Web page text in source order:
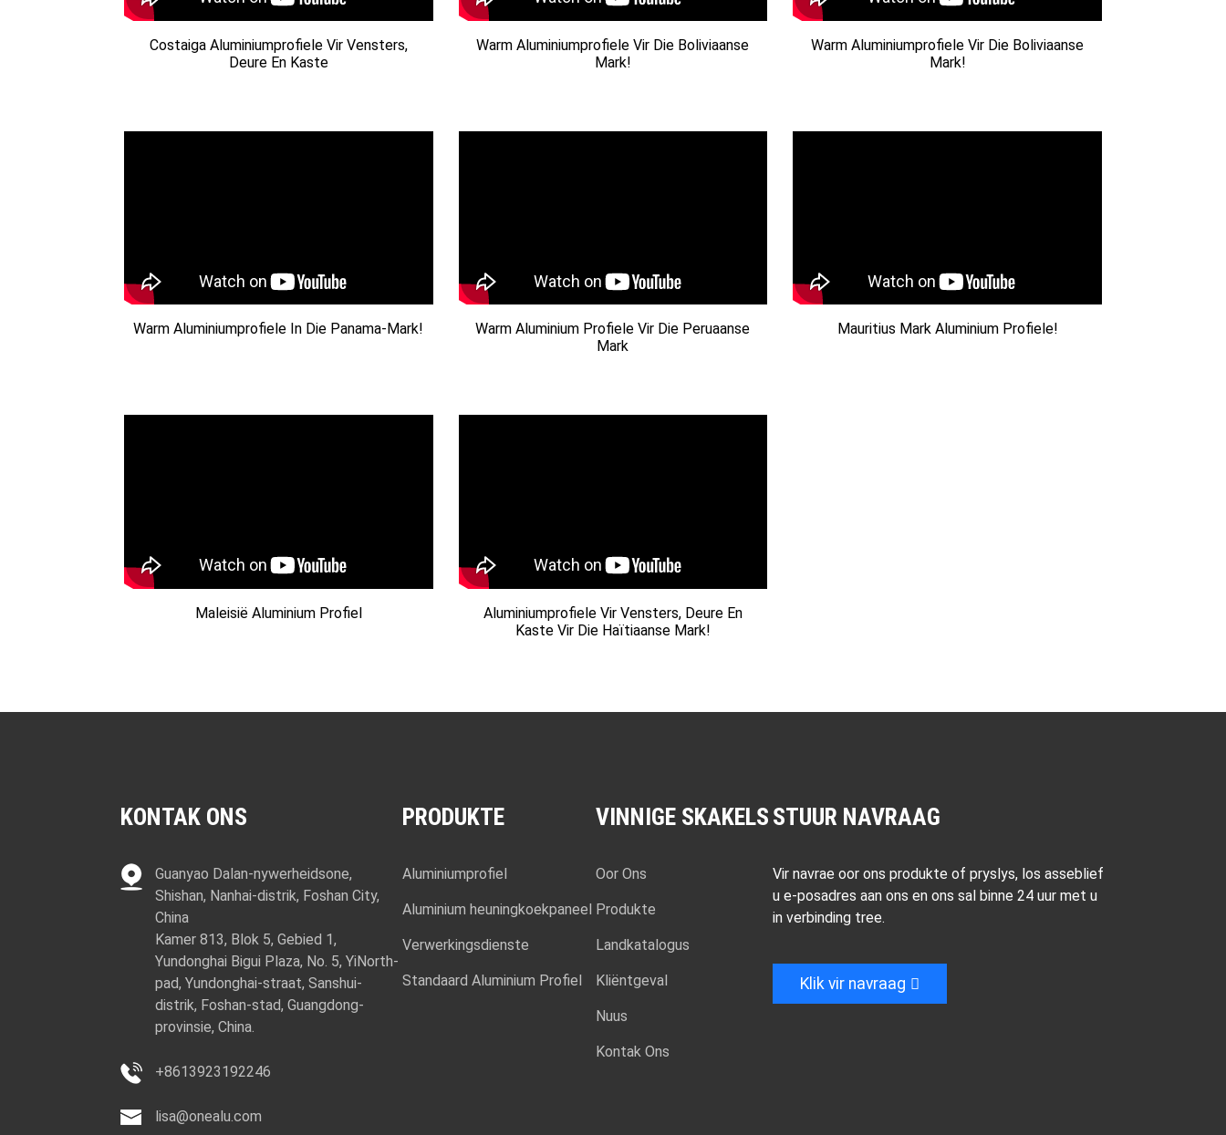
Costaiga Aluminiumprofiele Vir Vensters,
Deure En Kaste
Warm Aluminiumprofiele Vir Die Boliviaanse
Mark!
Warm Aluminiumprofiele Vir Die Boliviaanse
Mark!
Warm Aluminiumprofiele In Die Panama-Mark!
Warm Aluminium Profiele Vir Die Peruaanse
Mark
Mauritius Mark Aluminium Profiele!
Maleisië Aluminium Profiel
Aluminiumprofiele Vir Vensters, Deure En
Kaste Vir Die Haïtiaanse Mark!
KONTAK ONS
Guanyao Dalan-nywerheidsone,
Shishan, Nanhai-distrik, Foshan City,
China
Kamer 813, Blok 5, Gebied 1,
Yundonghai Bigui Plaza, No. 5, YiNorth-
pad, Yundonghai-straat, Sanshui-
distrik, Foshan-stad, Guangdong-
provinsie, China.
+8613923192246
lisa@onealu.com
PRODUKTE
Aluminiumprofiel
Aluminium heuningkoekpaneel
Verwerkingsdienste
Standaard Aluminium Profiel
VINNIGE SKAKELS
Oor Ons
Produkte
Landkatalogus
Kliëntgeval
Nuus
Kontak Ons
STUUR NAVRAAG
Vir navrae oor ons produkte of pryslys, los asseblief
u e-posadres aan ons en ons sal binne 24 uur met u
in verbinding tree.
Klik vir navraag